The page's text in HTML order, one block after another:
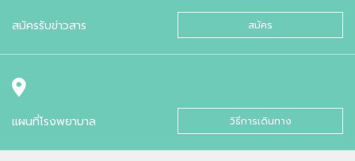
สมัครรับข่าวสาร สมัคร
แผนที่โรงพยาบาล วิธีการเดินทาง